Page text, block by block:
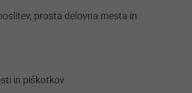
prosta delovna mesta in
in piškotkov